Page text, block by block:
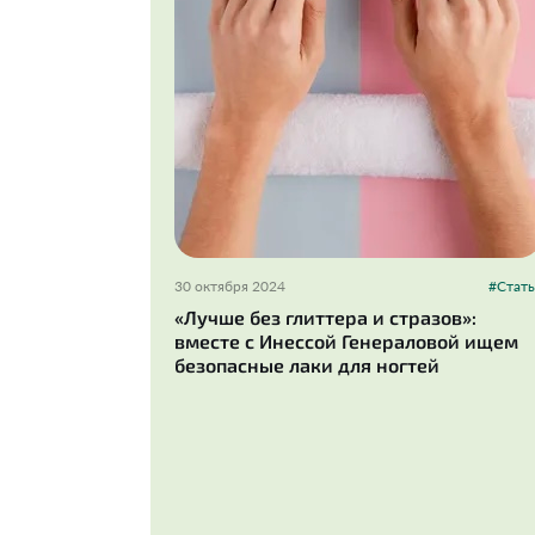
30 октября 2024
«Лучше без глиттера и стразов»:
вместе с Инессой Генераловой ищем
безопасные лаки для ногтей